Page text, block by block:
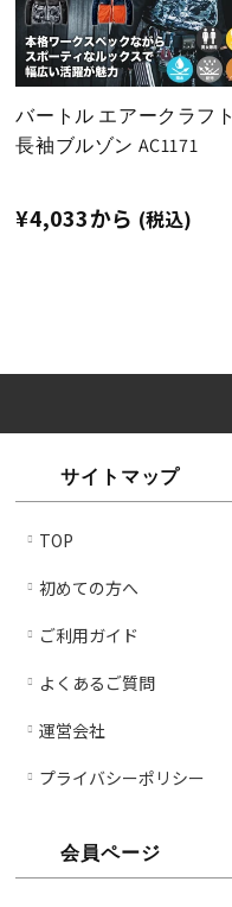
バートル エアークラフト
長袖ブルゾン AC1171
通
¥4,033から (税込)
サイトマップ
TOP
初めての方へ
ご利用ガイド
よくあるご質問
運営会社
プライバシーポリシー
会員ページ